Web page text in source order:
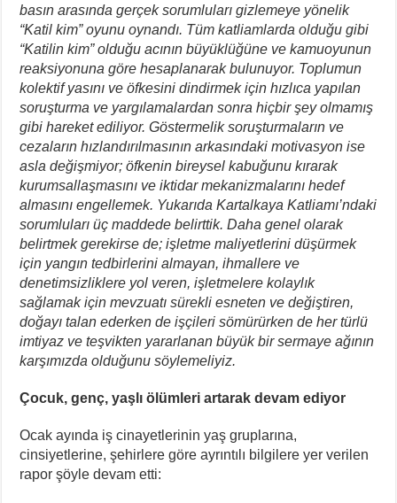
basın arasında gerçek sorumluları gizlemeye yönelik
“Katil kim” oyunu oynandı. Tüm katliamlarda olduğu gibi
“Katilin kim” olduğu acının büyüklüğüne ve kamuoyunun
reaksiyonuna göre hesaplanarak bulunuyor. Toplumun
kolektif yasını ve öfkesini dindirmek için hızlıca yapılan
soruşturma ve yargılamalardan sonra hiçbir şey olmamış
gibi hareket ediliyor. Göstermelik soruşturmaların ve
cezaların hızlandırılmasının arkasındaki motivasyon ise
asla değişmiyor; öfkenin bireysel kabuğunu kırarak
kurumsallaşmasını ve iktidar mekanizmalarını hedef
almasını engellemek. Yukarıda Kartalkaya Katliamı’ndaki
sorumluları üç maddede belirttik. Daha genel olarak
belirtmek gerekirse de; işletme maliyetlerini düşürmek
için yangın tedbirlerini almayan, ihmallere ve
denetimsizliklere yol veren, işletmelere kolaylık
sağlamak için mevzuatı sürekli esneten ve değiştiren,
doğayı talan ederken de işçileri sömürürken de her türlü
imtiyaz ve teşvikten yararlanan büyük bir sermaye ağının
karşımızda olduğunu söylemeliyiz.
Çocuk, genç, yaşlı ölümleri artarak devam ediyor
Ocak ayında iş cinayetlerinin yaş gruplarına,
cinsiyetlerine, şehirlere göre ayrıntılı bilgilere yer verilen
rapor şöyle devam etti: